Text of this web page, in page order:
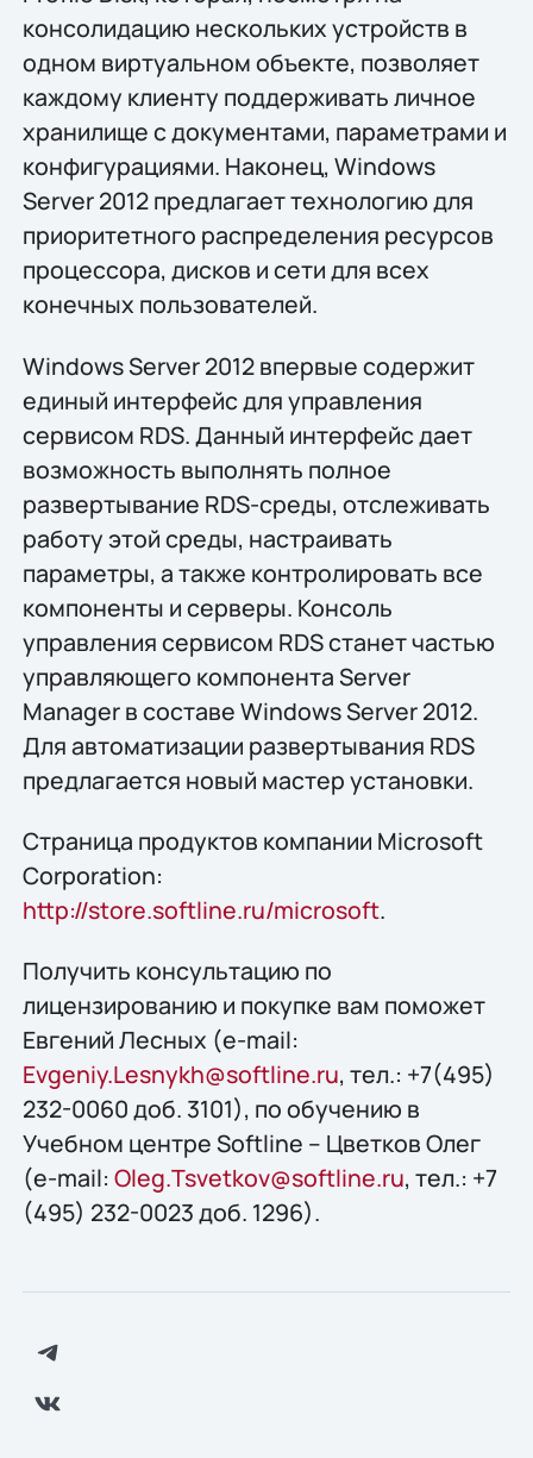
консолидацию нескольких устройств в
одном виртуальном объекте, позволяет
каждому клиенту поддерживать личное
хранилище с документами, параметрами и
конфигурациями. Наконец, Windows
Server 2012 предлагает технологию для
приоритетного распределения ресурсов
процессора, дисков и сети для всех
конечных пользователей.
Windows Server 2012 впервые содержит
единый интерфейс для управления
сервисом RDS. Данный интерфейс дает
возможность выполнять полное
развертывание RDS-среды, отслеживать
работу этой среды, настраивать
параметры, а также контролировать все
компоненты и серверы. Консоль
управления сервисом RDS станет частью
управляющего компонента Server
Manager в составе Windows Server 2012.
Для автоматизации развертывания RDS
предлагается новый мастер установки.
Страница продуктов компании Microsoft
Corporation:
http://store.softline.ru/microsoft.
Получить конcультацию по
лицензированию и покупке вам поможет
Евгений Лесных (e-mail:
Evgeniy.Lesnykh@softline.ru, тел.: +7(495)
232-0060 доб. 3101), по обучению в
Учебном центре Softline – Цветков Олег
(e-mail: Oleg.Tsvetkov@softline.ru, тел.: +7
(495) 232-0023 доб. 1296).